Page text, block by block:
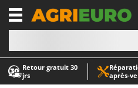
Retour gratuit 30
jrs
-1
A
Abris de jardin
A